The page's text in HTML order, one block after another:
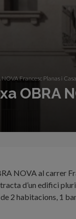
NOVA Francesc Planas i
OBRA
NOVA al carrer
d’un edifici
2 habitacions, 1